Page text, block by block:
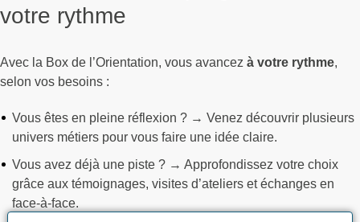
votre rythme
Avec la Box de l’Orientation, vous avancez à votre rythme,
selon vos besoins :
Vous êtes en pleine réflexion ? → Venez découvrir plusieurs
univers métiers pour vous faire une idée claire.
Vous avez déjà une piste ? → Approfondissez votre choix
grâce aux témoignages, visites d’ateliers et échanges en
face-à-face.